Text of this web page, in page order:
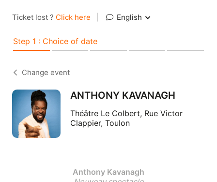
Ticket lost ? Click here English
Step 1 : Choice of date
Change event
ANTHONY KAVANAGH
Théâtre Le Colbert, Rue Victor
Clappier, Toulon
Anthony Kavanagh